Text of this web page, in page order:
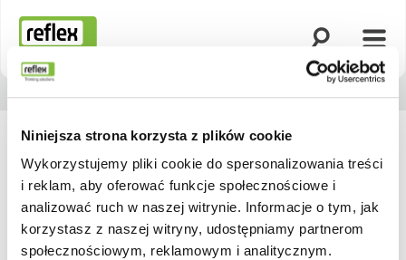
Niniejsza strona korzysta z plików cookie
Wykorzystujemy pliki cookie do spersonalizowania treści
i reklam, aby oferować funkcje społecznościowe i
analizować ruch w naszej witrynie. Informacje o tym, jak
korzystasz z naszej witryny, udostępniamy partnerom
społecznościowym, reklamowym i analitycznym.
Strona główna
Otwórz